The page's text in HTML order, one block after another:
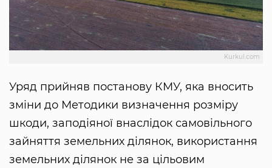
Kurkul.com
Уряд прийняв постанову КМУ, яка вносить
зміни до Методики визначення розміру
шкоди, заподіяної внаслідок самовільного
зайняття земельних ділянок, використання
земельних ділянок не за цільовим